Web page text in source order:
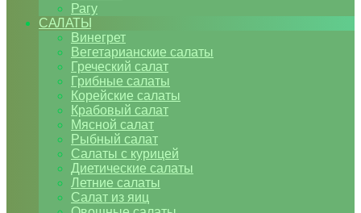
Рагу
САЛАТЫ
Винегрет
Вегетарианские салаты
Греческий салат
Грибные салаты
Корейские салаты
Крабовый салат
Мясной салат
Рыбный салат
Салаты с курицей
Диетические салаты
Летние салаты
Салат из яиц